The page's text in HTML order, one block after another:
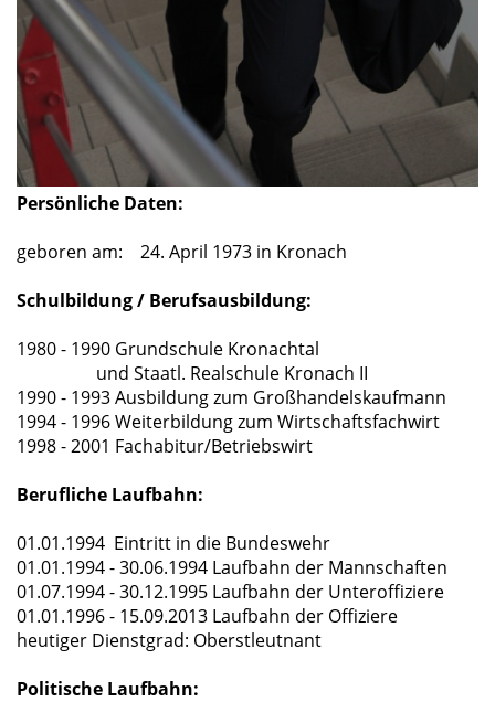
Persönliche Daten:
geboren am: 24. April 1973 in Kronach
Schulbildung / Berufsausbildung:
1980 - 1990 Grundschule Kronachtal
und Staatl. Realschule Kronach II
1990 - 1993 Ausbildung zum Großhandelskaufmann
1994 - 1996 Weiterbildung zum Wirtschaftsfachwirt
1998 - 2001 Fachabitur/Betriebswirt
Berufliche Laufbahn:
01.01.1994 Eintritt in die Bundeswehr
01.01.1994 - 30.06.1994 Laufbahn der Mannschaften
01.07.1994 - 30.12.1995 Laufbahn der Unteroffiziere
01.01.1996 - 15.09.2013 Laufbahn der Offiziere
heutiger Dienstgrad: Oberstleutnant
Politische Laufbahn: